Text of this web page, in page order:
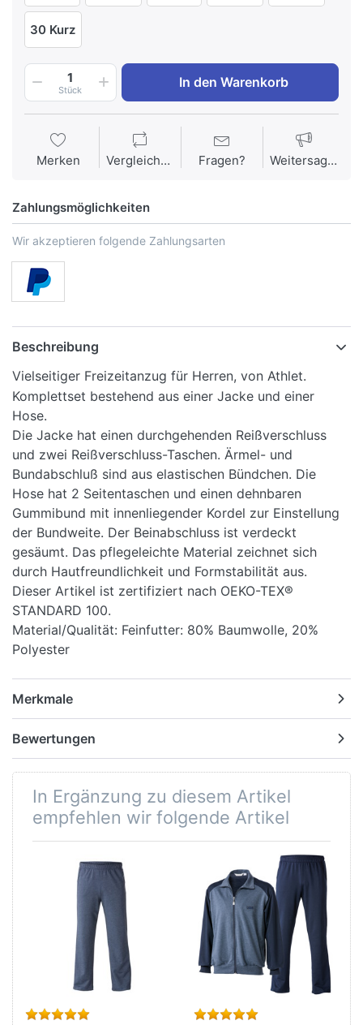
30 Kurz
1
Stück In den Warenkorb
Merken Vergleichen Fragen? Weitersagen
Zahlungsmöglichkeiten
Wir akzeptieren folgende Zahlungsarten
Beschreibung
Vielseitiger Freizeitanzug für Herren, von Athlet.
Komplettset bestehend aus einer Jacke und einer
Hose.
Die Jacke hat einen durchgehenden Reißverschluss
und zwei Reißverschluss-Taschen. Ärmel- und
Bundabschluß sind aus elastischen Bündchen. Die
Hose hat 2 Seitentaschen und einen dehnbaren
Gummibund mit innenliegender Kordel zur Einstellung
der Bundweite. Der Beinabschluss ist verdeckt
gesäumt. Das pflegeleichte Material zeichnet sich
durch Hautfreundlichkeit und Formstabilität aus.
Dieser Artikel ist zertifiziert nach OEKO-TEX®
STANDARD 100.
Material/Qualität: Feinfutter: 80% Baumwolle, 20%
Polyester
Merkmale
Bewertungen
In Ergänzung zu diesem Artikel
empfehlen wir folgende Artikel